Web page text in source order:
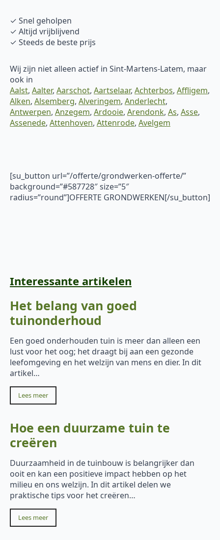
✓ Snel geholpen
✓ Altijd vrijblijvend
✓ Steeds de beste prijs
Wij zijn niet alleen actief in Sint-Martens-Latem, maar
ook in
Aalst, Aalter, Aarschot, Aartselaar, Achterbos, Affligem,
Alken, Alsemberg, Alveringem, Anderlecht,
Antwerpen, Anzegem, Ardooie, Arendonk, As, Asse,
Assenede, Attenhoven, Attenrode, Avelgem
[su_button url=”/offerte/grondwerken-offerte/”
background=”#587728″ size=”5″
radius=”round”]OFFERTE GRONDWERKEN[/su_button]
Interessante artikelen
Het belang van goed
tuinonderhoud
Een goed onderhouden tuin is meer dan alleen een
lust voor het oog; het draagt bij aan een gezonde
leefomgeving en het welzijn van mens en dier. In dit
artikel…
Lees meer
Hoe een duurzame tuin te
creëren
Duurzaamheid in de tuinbouw is belangrijker dan
ooit en kan een positieve impact hebben op het
milieu en ons welzijn. In dit artikel delen we
praktische tips voor het creëren…
Lees meer